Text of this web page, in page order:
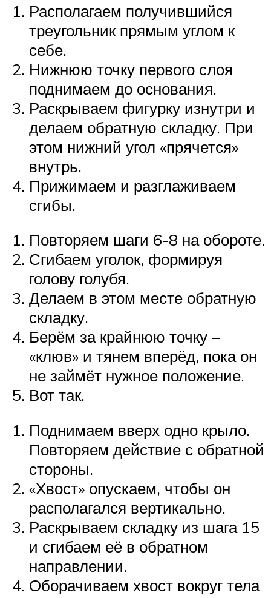
Располагаем получившийся
треугольник прямым углом к
себе.
Нижнюю точку первого слоя
поднимаем до основания.
Раскрываем фигурку изнутри и
делаем обратную складку. При
этом нижний угол «прячется»
внутрь.
Прижимаем и разглаживаем
сгибы.
Повторяем шаги 6-8 на обороте.
Сгибаем уголок, формируя
голову голубя.
Делаем в этом месте обратную
складку.
Берём за крайнюю точку –
«клюв» и тянем вперёд, пока он
не займёт нужное положение.
Вот так.
Поднимаем вверх одно крыло.
Повторяем действие с обратной
стороны.
«Хвост» опускаем, чтобы он
располагался вертикально.
Раскрываем складку из шага 15
и сгибаем её в обратном
направлении.
Оборачиваем хвост вокруг тела